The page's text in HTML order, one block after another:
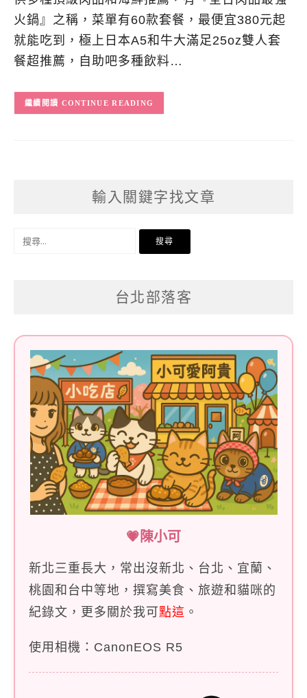
火鍋』之稱，菜單有60款套餐，最便宜380元起
就能吃到，極上日本A5和牛大滿足25oz雙人套
餐超推薦，自助吧多種飲料…
CONTINUE READING
輸入關鍵字找文章
搜
台北部落客
💗陳小可
新北三重長大，常出沒新北、台北、宜蘭、
桃園和台中等地，撰寫美食、旅遊和貓咪的
紀錄文，更多關於我可點這 。
使用相機：CanonEOS R5